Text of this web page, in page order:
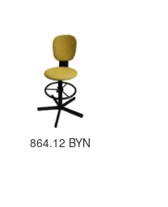
864.12BYN